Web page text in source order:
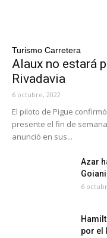
Turismo Carretera
Alaux no estará
Rivadavia
6 octubre, 2022
El piloto de Pigue
presente el fin de
anunció en sus...
Azar
6
por el